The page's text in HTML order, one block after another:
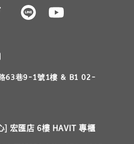
63巷9-1號1樓 & B1 02-
] 宏匯店 6樓 HAVIT 專櫃